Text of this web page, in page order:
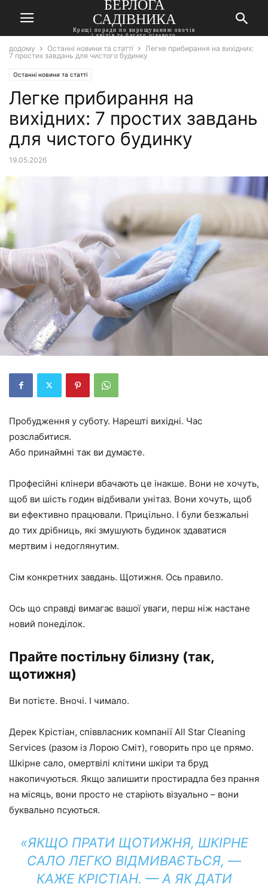
БЕРЛОГА
САДІВНИКА
Кращі поради по вирощуванню овочів
і квітів та багато цікавого
додому Останні новини та статті
Легке прибирання на вихідних:
7 простих завдань для чистого будинку
Останні новини та статті
Легке прибирання на
вихідних: 7 простих завдань
для чистого будинку
19.05.2026
Пробудження у суботу. Нарешті вихідні. Час
розслабитися.
Або принаймні так ви думаєте.
Професійні клінери вбачають це інакше. Вони не хочуть,
щоб ви шість годин відбивали унітаз. Вони хочуть, щоб
ви ефективно працювали. Прицільно. І були безжальні
до тих дрібниць, які змушують будинок здаватися
мертвим і недоглянутим.
Сім конкретних завдань. Щотижня. Ось правило.
Ось що справді вимагає вашої уваги, перш ніж настане
новий понеділок.
Прайте постільну білизну (так,
щотижня)
Ви потієте. Вночі. І чимало.
Дерек Крістіан, співвласник компанії All Star Cleaning
Services (разом із Лорою Сміт), говорить про це прямо.
Шкірне сало, омертвілі клітини шкіри та бруд
накопичуються. Якщо залишити простирадла без прання
на місяць, вони просто не старіють візуально – вони
буквально псуються.
«ЯКЩО ПРАТИ ЩОТИЖНЯ, ШКІРНЕ
САЛО ЛЕГКО ВІДМИВАЄТЬСЯ, —
КАЖЕ КРІСТІАН. — А ЯК ДАТИ